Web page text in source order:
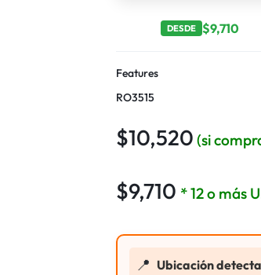
DESDE $9,710
Features
RO3515
$10,520 (si
$9,710 * 12 o más
📍 Ubicación